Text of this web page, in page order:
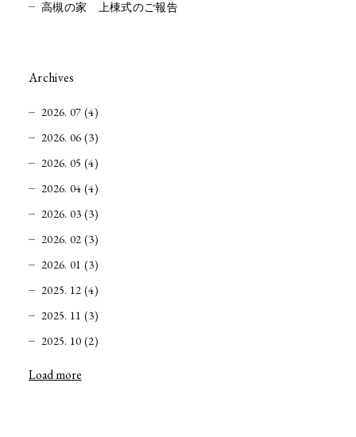
高槻の家 上棟式のご報告
Archives
2026. 07 (4)
2026. 06 (3)
2026. 05 (4)
2026. 04 (4)
2026. 03 (3)
2026. 02 (3)
2026. 01 (3)
2025. 12 (4)
2025. 11 (3)
2025. 10 (2)
Load more